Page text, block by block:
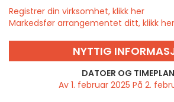
Registrer din virksomhet, klikk her
Markedsfør arrangementet ditt, klikk her
NYTTIG
DATOER OG
Av 1. februar 2025 På 2.